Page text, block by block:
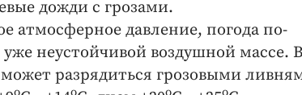
дожди с грозами.
атмосферное давление, погода по-
неустойчивой воздушной массе.
разрядиться грозовыми